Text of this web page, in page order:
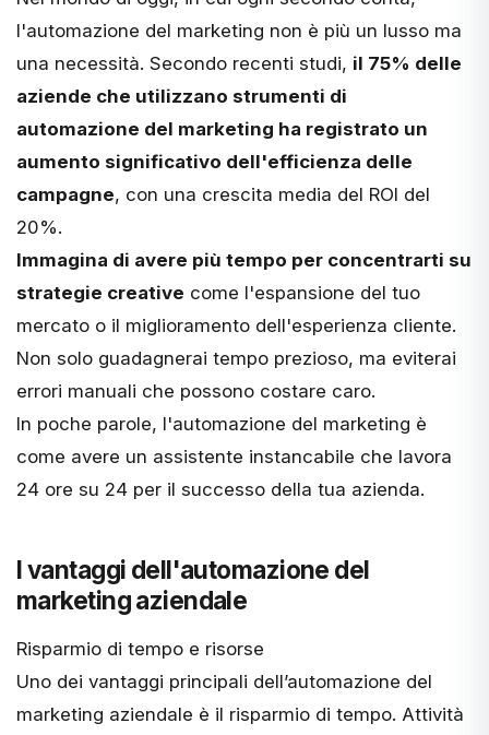
l'automazione del marketing non è più un lusso ma
una necessità. Secondo recenti studi, il 75% delle
aziende che utilizzano strumenti di
automazione del marketing ha registrato un
aumento significativo dell'efficienza delle
campagne, con una crescita media del ROI del
20%.
Immagina di avere più tempo per concentrarti su
strategie creative come l'espansione del tuo
mercato o il miglioramento dell'esperienza cliente.
Non solo guadagnerai tempo prezioso, ma eviterai
errori manuali che possono costare caro.
In poche parole, l'automazione del marketing è
come avere un assistente instancabile che lavora
24 ore su 24 per il successo della tua azienda.
I vantaggi dell'automazione del
marketing aziendale
Risparmio di tempo e risorse
Uno dei vantaggi principali dell’automazione del
marketing aziendale è il risparmio di tempo. Attività